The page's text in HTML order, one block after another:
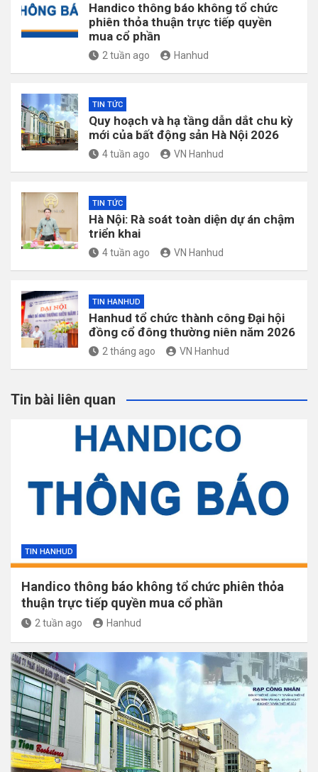
Handico thông báo không tổ chức
phiên thỏa thuận trực tiếp quyền
mua cổ phần
2 tuần ago Hanhud
TIN TỨC
Quy hoạch và hạ tầng dẫn dắt chu kỳ
mới của bất động sản Hà Nội 2026
4 tuần ago VN Hanhud
TIN TỨC
Hà Nội: Rà soát toàn diện dự án chậm
triển khai
4 tuần ago VN Hanhud
TIN HANHUD
Hanhud tổ chức thành công Đại hội
đồng cổ đông thường niên năm 2026
2 tháng ago VN Hanhud
Tin bài liên quan
TIN HANHUD
Handico thông báo không tổ chức phiên thỏa
thuận trực tiếp quyền mua cổ phần
2 tuần ago Hanhud